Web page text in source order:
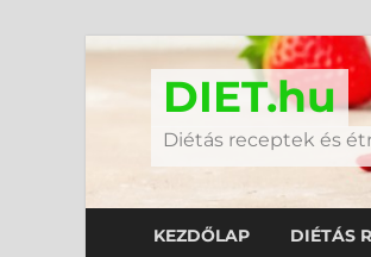
DIET.hu
Diétás receptek és
KEZDŐLAP DIÉTÁS